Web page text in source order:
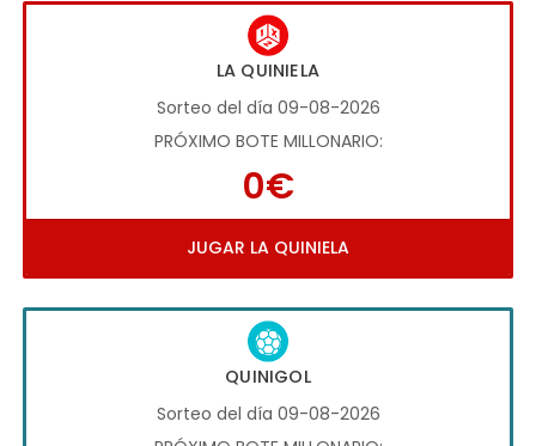
LA QUINIELA
Sorteo del día 09-08-2026
PRÓXIMO BOTE MILLONARIO:
0€
JUGAR LA QUINIELA
QUINIGOL
Sorteo del día 09-08-2026